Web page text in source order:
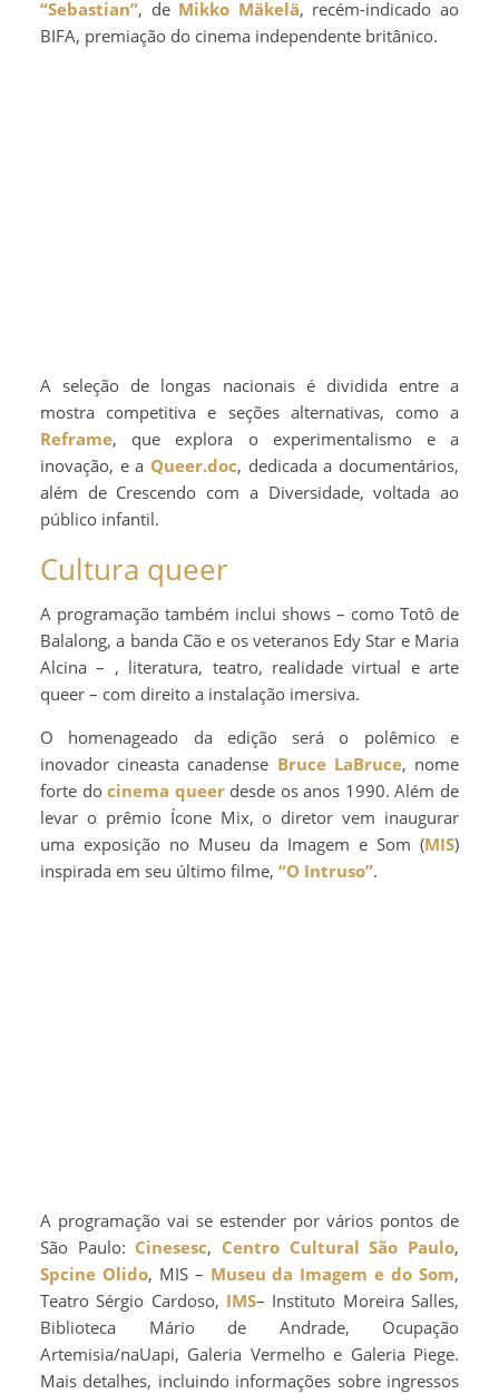
“Sebastian”, de Mikko Mäkelä, recém-indicado ao
BIFA, premiação do cinema independente britânico.
A seleção de longas nacionais é dividida entre a
mostra competitiva e seções alternativas, como a
Reframe, que explora o experimentalismo e a
inovação, e a Queer.doc, dedicada a documentários,
além de Crescendo com a Diversidade, voltada ao
público infantil.
Cultura queer
A programação também inclui shows – como Totô de
Balalong, a banda Cão e os veteranos Edy Star e Maria
Alcina – , literatura, teatro, realidade virtual e arte
queer – com direito a instalação imersiva.
O homenageado da edição será o polêmico e
inovador cineasta canadense Bruce LaBruce, nome
forte docinema queerdesde os anos 1990. Além de
levar o prêmio Ícone Mix, o diretor vem inaugurar
uma exposição no Museu da Imagem e Som (MIS)
inspirada em seu último filme, “O Intruso”.
A programação vai se estender por vários pontos de
São Paulo: Cinesesc, Centro Cultural São Paulo,
Spcine Olido, MIS – Museu da Imagem e do Som,
Teatro Sérgio Cardoso, IMS– Instituto Moreira Salles,
Biblioteca Mário de Andrade, Ocupação
Artemisia/naUapi, Galeria Vermelho e Galeria Piege.
Mais detalhes, incluindo informações sobre ingressos